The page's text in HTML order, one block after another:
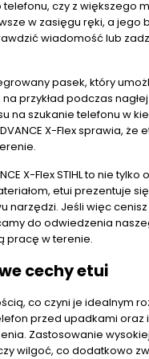
czy z większego
w zasięgu ręki, a
wiadomość lub
pasek, który
przykład podczas
na szukanie telefonu w
X-Flex sprawia, że
X-Flex STIHL to nie
etui prezentuje
Jeśli więc
do odwiedzenia
pracę w terenie.
cechy etui
co czyni je
przed upadkami
Zastosowanie
wilgoć, co dodatkowo